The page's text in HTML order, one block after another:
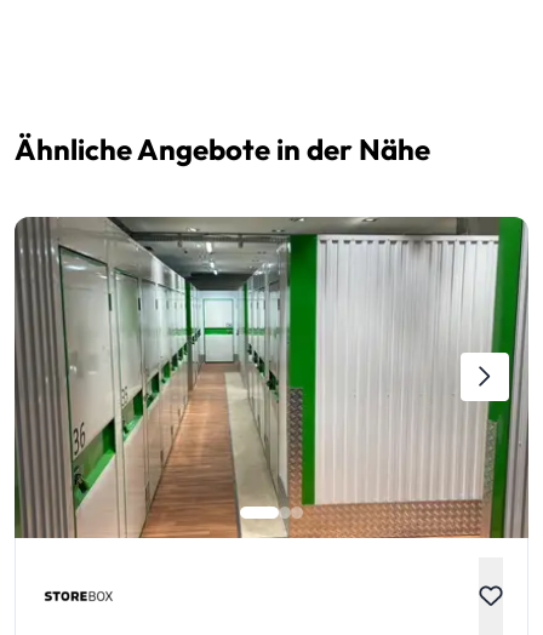
Ähnliche Angebote in der Nähe